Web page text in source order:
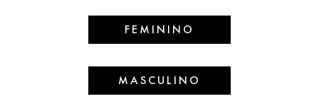
FEMININO
MASCULINO